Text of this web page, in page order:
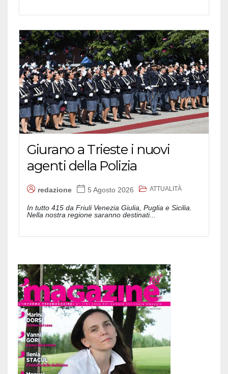
Giurano a Trieste i nuovi
agenti della Polizia
redazione 5 Agosto 2026 ATTUALITÀ
In tutto 415 da Friuli Venezia Giulia, Puglia e Sicilia.
Nella nostra regione saranno destinati...